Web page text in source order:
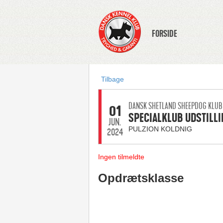
FORSIDE
Tilbage
01
JUN.
2024
DANSK SHETLAND SHEEPDOG KLUB
SPECIALKLUB
PULZION KOLDNIG
Ingen tilmeldte
Opdrætsklasse